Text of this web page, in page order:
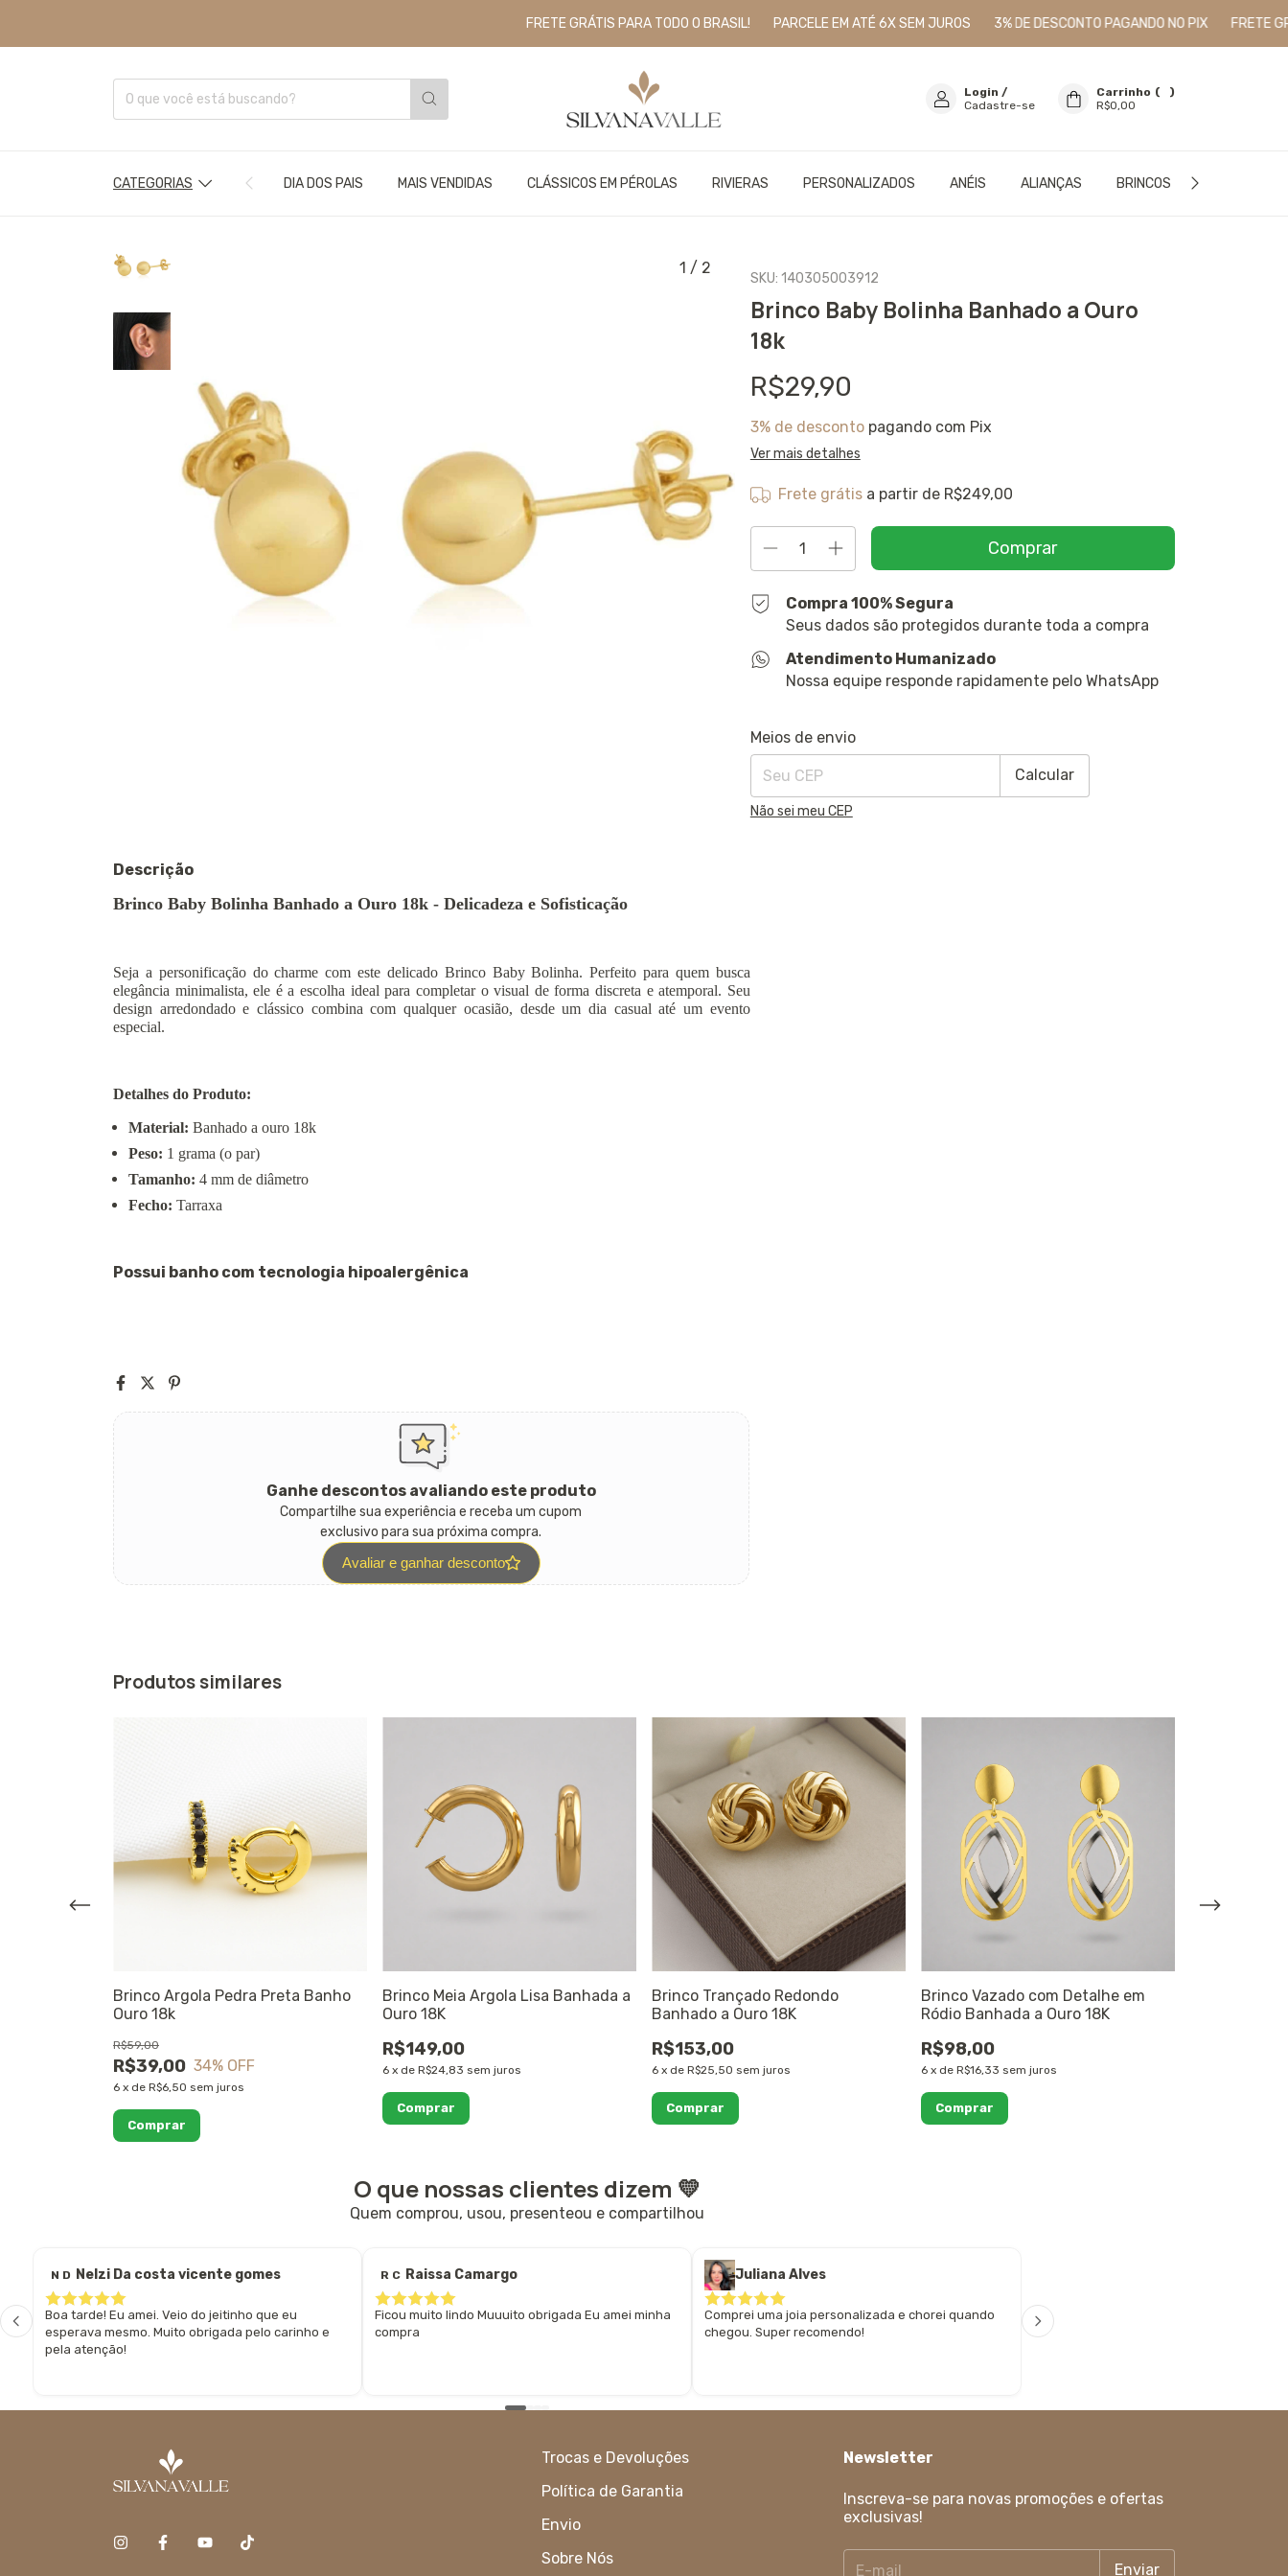
FRETE GRÁTIS PARA TODO O BRASIL! PARCELE EM ATÉ 6X SEM JUROS 3% DE DESCONTO PAGANDO NO PIX FRETE GRÁTIS
Login /
Cadastre-se
Carrinho (
)
R$0,00
CATEGORIAS DIA DOS PAIS MAIS VENDIDAS CLÁSSICOS EM PÉROLAS RIVIERAS PERSONALIZADOS ANÉIS ALIANÇAS BRINCOS
1 / 2
SKU: 140305003912
Brinco Baby Bolinha Banhado a Ouro
18k
R$29,90
3% de descontopagando com Pix
Ver mais detalhes
Frete grátis a partir de R$249,00
Compra 100% Segura
Seus dados são protegidos durante toda a compra
Atendimento Humanizado
Nossa equipe responde rapidamente pelo WhatsApp
Entregas para o CEP:
Meios de envio
Calcular
Não sei meu CEP
Descrição
Brinco Baby Bolinha Banhado a Ouro 18k - Delicadeza e Sofisticação
Seja a personificação do charme com este delicado Brinco Baby Bolinha. Perfeito para quem busca
elegância minimalista, ele é a escolha ideal para completar o visual de forma discreta e atemporal. Seu
design arredondado e clássico combina com qualquer ocasião, desde um dia casual até um evento
especial.
Detalhes do Produto:
Material: Banhado a ouro 18k
Peso: 1 grama (o par)
Tamanho: 4 mm de diâmetro
Fecho: Tarraxa
Possui banho com tecnologia hipoalergênica
Ganhe descontos avaliando este produto
Compartilhe sua experiência e receba um cupom
exclusivo para sua próxima compra.
Avaliar e ganhar desconto
Produtos similares
Brinco Argola Pedra Preta Banho
Ouro 18k
R$39,00
R$59,00
34% OFF
6 x de R$6,50 sem juros
Brinco Meia Argola Lisa Banhada a
Ouro 18K
R$149,00
6 x de R$24,83 sem juros
Brinco Trançado Redondo
Banhado a Ouro 18K
R$153,00
6 x de R$25,50 sem juros
Brinco Vazado com Detalhe em
Ródio Banhada a Ouro 18K
R$98,00
6 x de R$16,33 sem juros
O que nossas clientes dizem 💛
Quem comprou, usou, presenteou e compartilhou
N D Nelzi Da costa vicente gomes
Boa tarde! Eu amei. Veio do jeitinho que eu
esperava mesmo. Muito obrigada pelo carinho e
pela atenção!
R C Raissa Camargo
Ficou muito lindo Muuuito obrigada Eu amei minha
compra
Juliana Alves
Comprei uma joia personalizada e chorei quando
chegou. Super recomendo!
Trocas e Devoluções
Política de Garantia
Envio
Sobre Nós
Newsletter
Inscreva-se para novas promoções e ofertas
exclusivas!